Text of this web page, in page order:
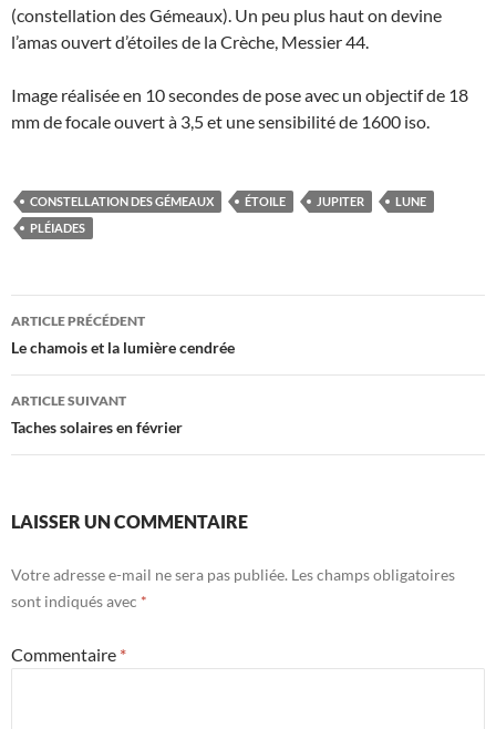
(constellation des Gémeaux). Un peu plus haut on devine
l’amas ouvert d’étoiles de la Crèche, Messier 44.
Image réalisée en 10 secondes de pose avec un objectif de 18
mm de focale ouvert à 3,5 et une sensibilité de 1600 iso.
CONSTELLATION DES GÉMEAUX ÉTOILE JUPITER
LUNE
PLÉIADES
Navigation
des
articles
ARTICLE PRÉCÉDENT
Le chamois et la lumière cendrée
ARTICLE SUIVANT
Taches solaires en février
LAISSER UN COMMENTAIRE
Votre adresse e-mail ne sera pas publiée. Les champs obligatoires
sont indiqués avec *
Commentaire *